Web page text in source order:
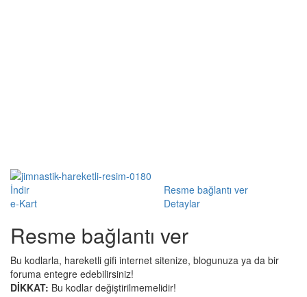
İndir
Resme bağlantı ver
e-Kart
Detaylar
Resme bağlantı ver
Bu kodlarla, hareketli gifi internet sitenize, blogunuza ya da bir
foruma entegre edebilirsiniz!
DİKKAT: Bu kodlar değiştirilmemelidir!